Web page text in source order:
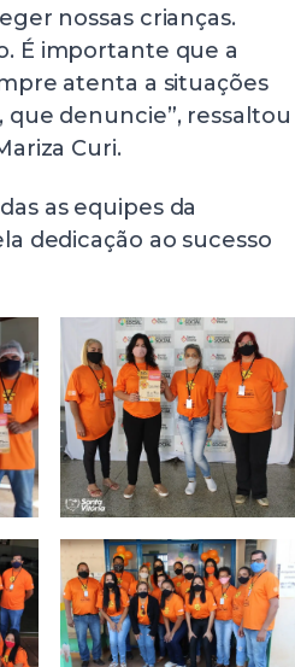
nossas crianças.
É importante que a
atenta a situações
denuncie”, ressaltou
Curi.
as equipes da
dedicação ao sucesso